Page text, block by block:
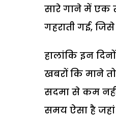
सारे गाने में एक
गहराती गई, जिसे
हालांकि इन
खबरों कि माने
सदमा से कम
समय ऐसा है